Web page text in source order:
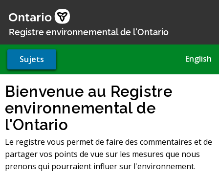
au
contenu
Registre environnemental de l'Ontario
Sujets English
Bienvenue au Registre
environnemental de
l'Ontario
Le registre vous permet de faire des commentaires et de
partager vos points de vue sur les mesures que nous
prenons qui pourraient influer sur l'environnement.